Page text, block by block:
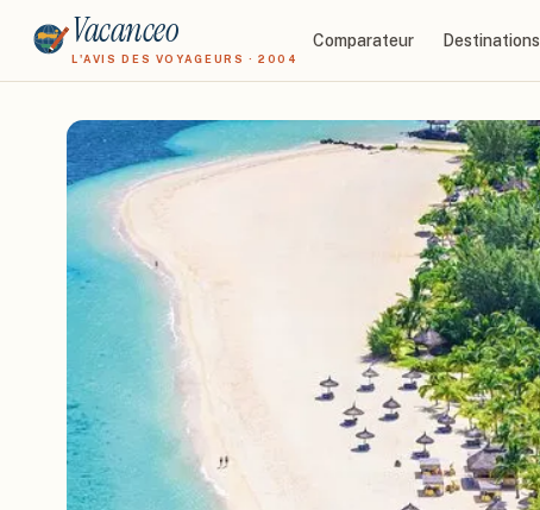
Vacanceo
L'AVIS DES VOYAGEURS · 2004
Comparateur Destinations